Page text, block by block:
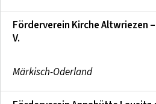
Förderverein Kirche Altwriezen
V.
Märkisch-Oderland